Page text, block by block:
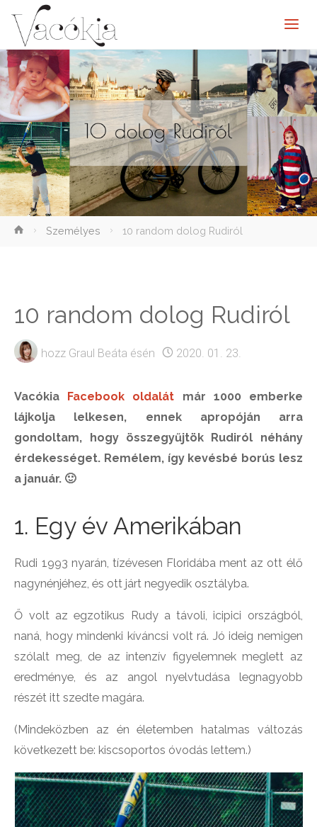
elenítése
Személyes 10 random dolog Rudiról
10 random dolog Rudiról
hozz Graul Beáta ésén 2020. 01. 23.
Vacókia Facebook oldalát már 1000 emberke
lájkolja lelkesen, ennek apropóján arra
gondoltam, hogy összegyűjtök Rudiról néhány
érdekességet. Remélem, így kevésbé borús lesz
a január. 🙂
1. Egy év Amerikában
Rudi 1993 nyarán, tízévesen Floridába ment az ott élő
nagynénjéhez, és ott járt negyedik osztályba.
Ő volt az egzotikus Rudy a távoli, icipici országból,
naná, hogy mindenki kíváncsi volt rá. Jó ideig nemigen
szólalt meg, de az intenzív figyelemnek meglett az
eredménye, és az angol nyelvtudása legnagyobb
részét itt szedte magára.
(Mindeközben az én életemben hatalmas változás
következett be: kiscsoportos óvodás lettem.)